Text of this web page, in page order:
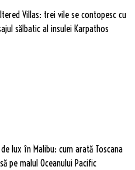
Villas: trei vile se contopesc cu
sălbatic al insulei Karpathos
de lux în Malibu: cum arată Toscana
pe malul Oceanului Pacific